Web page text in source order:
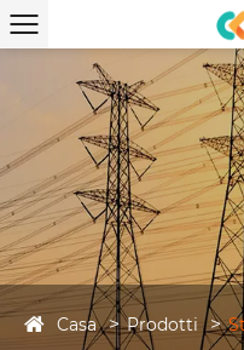
Casa Prodotti